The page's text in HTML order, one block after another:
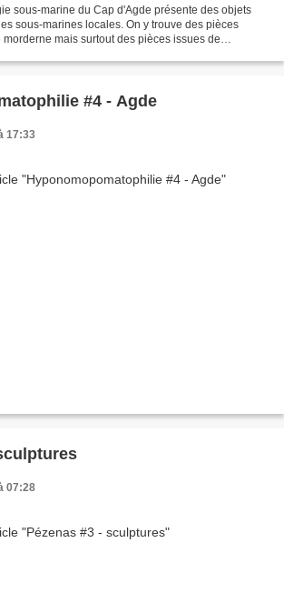
sous-marine du Cap d'Agde présente des objets
sous-marines locales. On y trouve des pièces
mais surtout des pièces issues de
#4 - Agde
17:33
07:28